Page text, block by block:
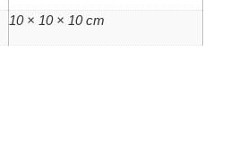
10 × 10 × 10 cm